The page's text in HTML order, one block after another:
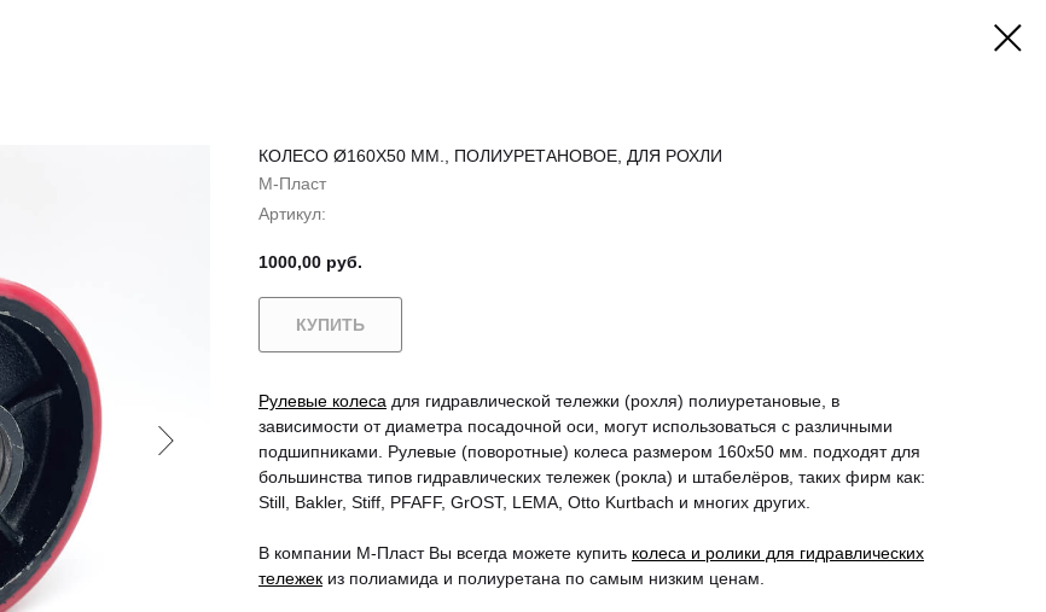
КОЛЕСО Ø160X50 ММ., ПОЛИУРЕТАНОВОЕ, ДЛЯ РОХЛИ
М-Пласт
Артикул:
1000,00 руб.
КУПИТЬ
Рулевые колеса для гидравлической тележки (рохля) полиуретановые, в
зависимости от диаметра посадочной оси, могут использоваться с различными
подшипниками. Рулевые (поворотные) колеса размером 160х50 мм. подходят для
большинства типов гидравлических тележек (рокла) и штабелёров, таких фирм как:
Still, Bakler, Stiff, PFAFF, GrOST, LEMA, Otto Kurtbach и многих других.
В компании М-Пласт Вы всегда можете купить колеса и ролики для гидравлических
тележек из полиамида и полиуретана по самым низким ценам.